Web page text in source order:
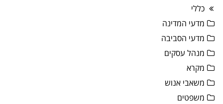
כללי
מדעי המדינה
מדעי הסביבה
מנהל עסקים
מקרא
משאבי אנוש
משפטים